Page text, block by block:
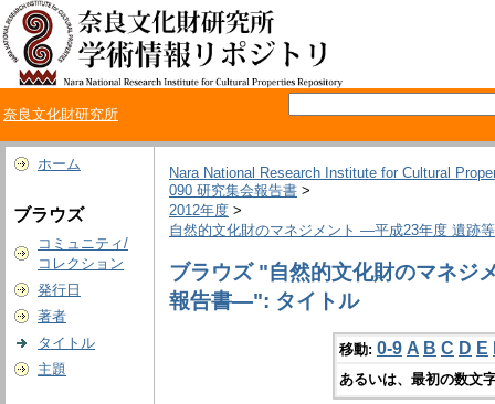
奈良文化財研究所
ホーム
ブラウズ
コミュニティ/
コレクション
発行日
著者
タイトル
主題
Nara National Research Institute for Cultural
090 研究集会報告書 >
2012年度 >
自然的文化財のマネジメント ―平成23年度 遺跡
ブラウズ "自然的文化財のマネジ
報告書―": タイトル
移動: 0-9 A B C D E
あるいは、最初の数文